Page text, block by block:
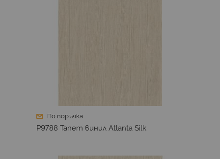
По поръчка
P9788 Тапет винил Atlanta Silk